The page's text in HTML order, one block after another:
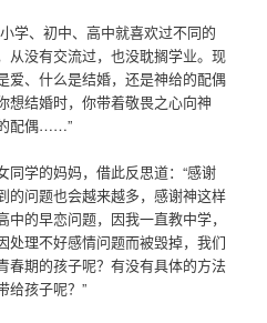
学、初中、高中就喜欢过不同的
从没有交流过，也没耽搁学业。现
爱、什么是结婚，还是神给的配偶
想结婚时，你带着敬畏之心向神
配偶……”
同学的妈妈，借此反思道：“感谢
的问题也会越来越多，感谢神这样
的早恋问题，因我一直教中学，
处理不好感情问题而被毁掉，我们
春期的孩子呢？有没有具体的方法
给孩子呢？”